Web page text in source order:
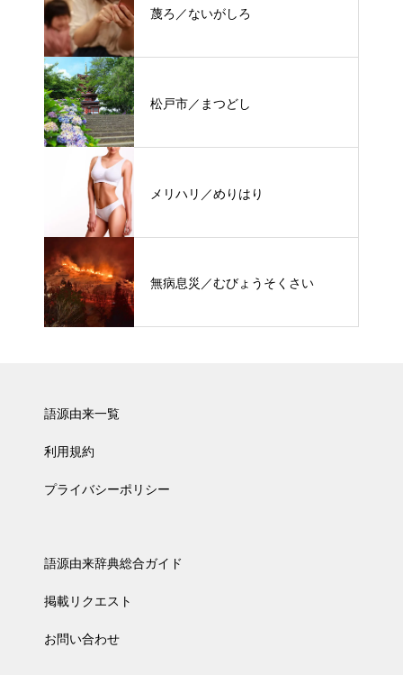
蔑ろ／ないがしろ
松戸市／まつどし
メリハリ／めりはり
無病息災／むびょうそくさい
語源由来一覧
利用規約
プライバシーポリシー
語源由来辞典総合ガイド
掲載リクエスト
お問い合わせ